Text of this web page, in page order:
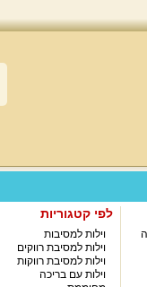
לפי קטגוריות
וילות למסיבות
וילות למסיבת רווקים
וילות למסיבת רווקות
וילות עם בריכה